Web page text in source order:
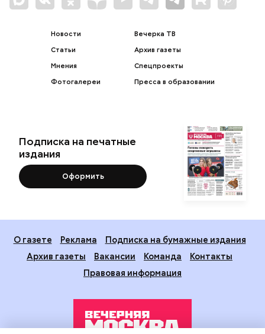
Новости
Статьи
Мнения
Фотогалереи
Вечерка ТВ
Архив газеты
Спецпроекты
Пресса в образовании
Подписка на печатные
издания
Оформить
О газете Реклама
Подписка на бумажные издания
Архив газеты
Вакансии Команда
Контакты
Правовая информация